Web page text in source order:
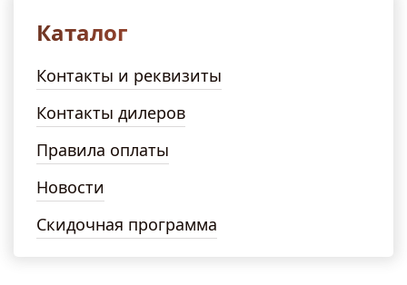
Каталог
Контакты и реквизиты
Контакты дилеров
Правила оплаты
Новости
Скидочная программа